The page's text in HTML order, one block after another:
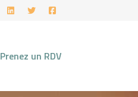
Prenez un RDV